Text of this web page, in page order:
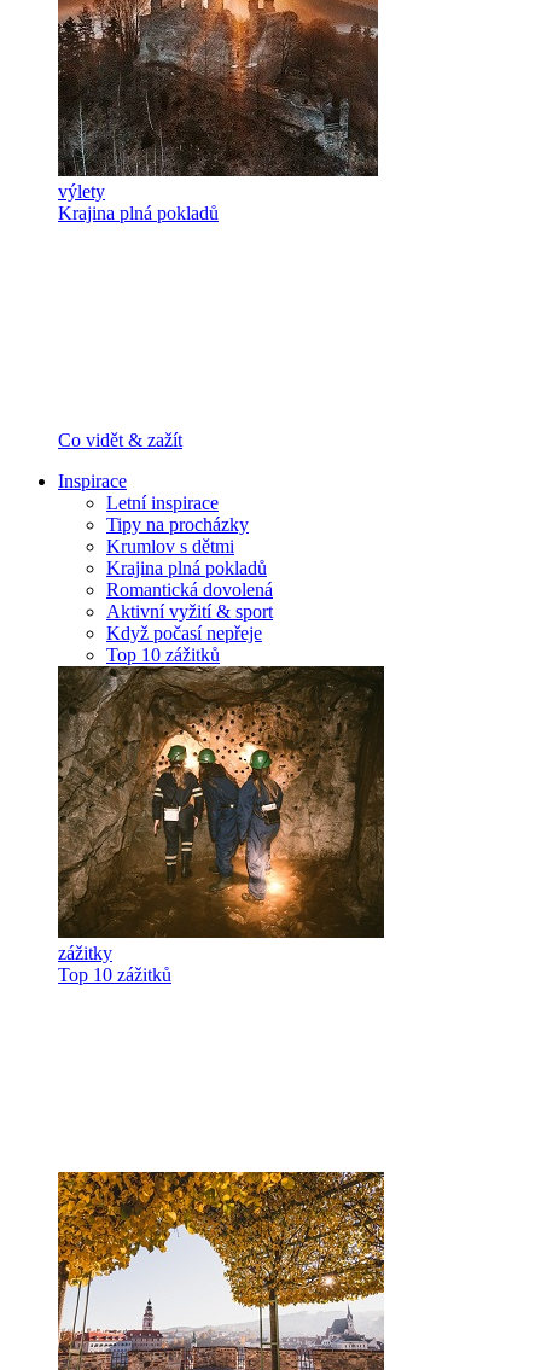
výlety
Krajina plná pokladů
Co vidět & zažít
Inspirace
Letní inspirace
Tipy na procházky
Krumlov s dětmi
Krajina plná pokladů
Romantická dovolená
Aktivní vyžití & sport
Když počasí nepřeje
Top 10 zážitků
zážitky
Top 10 zážitků